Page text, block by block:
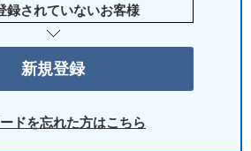
録されていないお客様
ドを忘れた方はこちら